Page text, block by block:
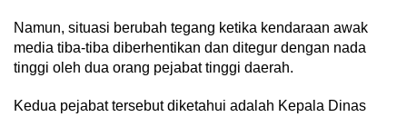
Namun, situasi berubah tegang ketika kendaraan awak
media tiba-tiba diberhentikan dan ditegur dengan nada
tinggi oleh dua orang pejabat tinggi daerah.
Kedua pejabat tersebut diketahui adalah Kepala Dinas